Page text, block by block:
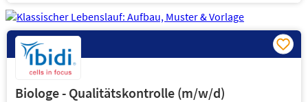
Biologe - Qualitätskontrolle (m/w/d)